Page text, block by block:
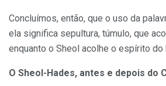
Concluímos, então, que o uso da
ela significa sepultura, túmulo, que
enquanto o Sheol acolhe o espírito do
O Sheol-Hades, antes e depois do